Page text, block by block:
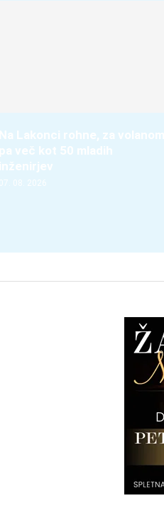
Na Lakonci rohne, za volanom
pa več kot 50 mladih
inženirjev
07. 08. 2026